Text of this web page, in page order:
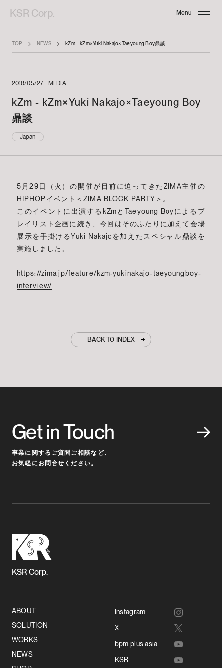
KSR Corp. Menu
TOP NEWS kZm - kZm×Yuki Nakajo×Taeyoung Boy鼎談
2018/05/27 MEDIA
kZm - kZm×Yuki Nakajo×Taeyoung Boy
鼎談
Japan
5月29日（火）の開催が目前に迫ってきたZIMA主催の
HIPHOPイベント＜ZIMA BLOCK PARTY＞。
このイベントに出演するkZmとTaeyoung Boyによるプ
レイリスト企画に続き、今回はそのふたりに加えて会場
展示を手掛けるYuki Nakajoを加えたスペシャル鼎談を
実施しました。
https://zima.jp/feature/kzm-yukinakajo-taeyoungboy-
interview/
BACK TO INDEX
Get in Touch
事業に関するご質問ご相談など、
お気軽にお問合せください。
KSR Corp.
ABOUT
SOLUTION
WORKS
NEWS
Instagram
X
bpm plus asia
KSR